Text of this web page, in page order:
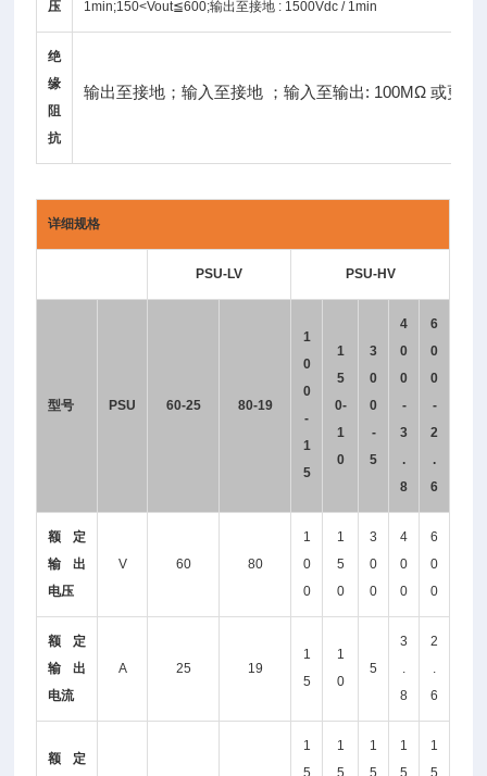
压 1min;150<Vout≦600;输出至接地 : 1500Vdc / 1min
绝
缘
阻
抗
输出至接地；输入至接地 ；输入至输出: 100MΩ 或更大
详细规格
PSU-LV PSU-HV
型号 PSU 60-25 80-19
1
0
0
-
1
5
1
5
0-
1
0
3
0
0
-
5
4
0
0
-
3
.
8
6
0
0
-
2
.
6
额定
输出
电压
V 60 80
1
0
0
1
5
0
3
0
0
4
0
0
6
0
0
额定
输出
电流
A 25 19
1
5
1
0
5
3
.
8
2
.
6
额定
1
5
1
5
1
5
1
5
1
5